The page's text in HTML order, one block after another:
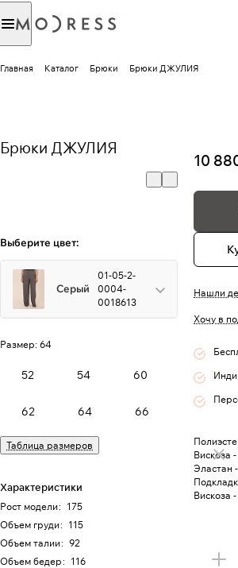
Главная Каталог Брюки Брюки ДЖУЛИЯ
Брюки ДЖУЛИЯ
Выберите цвет:
Серый
01-05-2-
0004-
0018613
Размер: 64
52 54 60
62 64 66
Таблица размеров
Характеристики
Рост модели: 175
Объем груди: 115
Объем талии: 92
Объем бедер: 116
10
Нашли
Хочу в
Вискоза
Эластан
Вискоза